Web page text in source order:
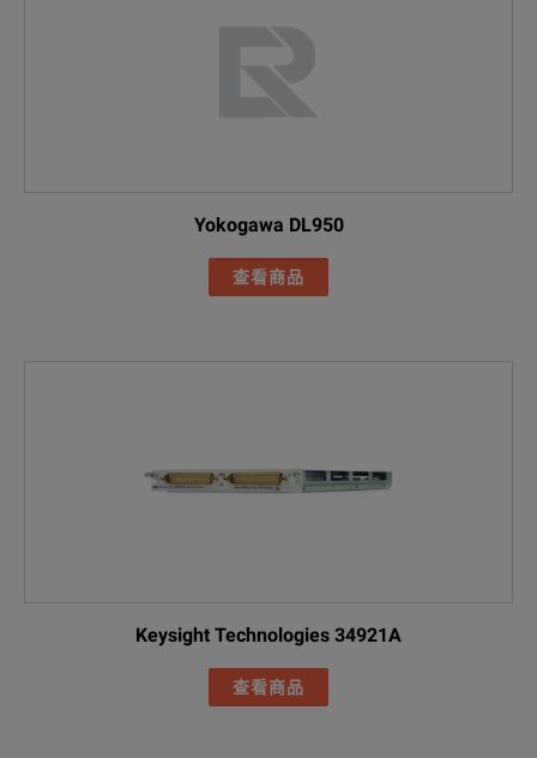
Yokogawa DL950
查看商品
Keysight Technologies 34921A
查看商品